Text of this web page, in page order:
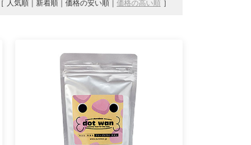
人気順 新着順 価格の安い順 価格の高い順